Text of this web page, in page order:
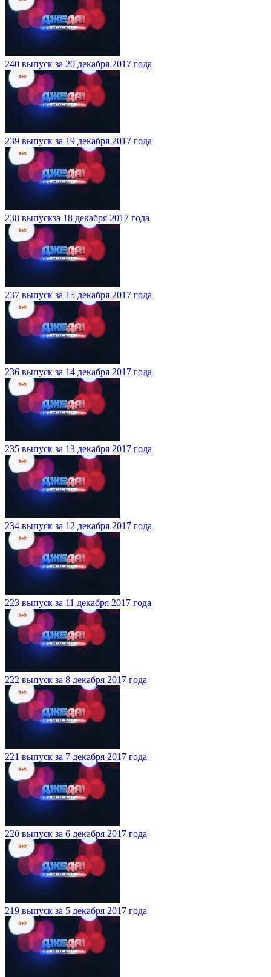
240 выпуск за 20 декабря 2017 года
239 выпуск за 19 декабря 2017 года
238 выпускза 18 декабря 2017 года
237 выпуск за 15 декабря 2017 года
236 выпуск за 14 декабря 2017 года
235 выпуск за 13 декабря 2017 года
234 выпуск за 12 декабря 2017 года
223 выпуск за 11 декабря 2017 года
222 выпуск за 8 декабря 2017 года
221 выпуск за 7 декабря 2017 года
220 выпуск за 6 декабря 2017 года
219 выпуск за 5 декабря 2017 года